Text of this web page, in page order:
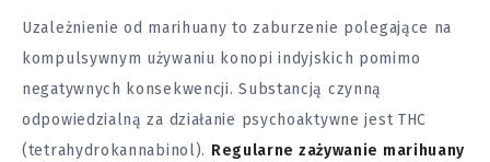
Uzależnienie od marihuany to zaburzenie polegające na
kompulsywnym używaniu konopi indyjskich pomimo
negatywnych konsekwencji. Substancją czynną
odpowiedzialną za działanie psychoaktywne jest THC
(tetrahydrokannabinol). Regularne zażywanie marihuany